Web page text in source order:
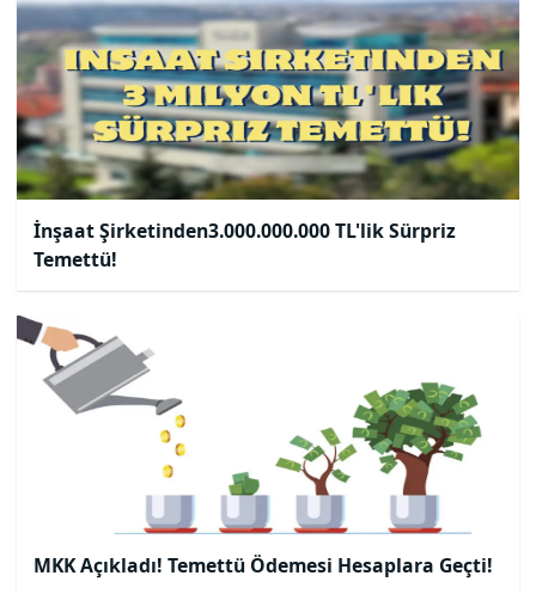
İnşaat Şirketinden3.000.000.000 TL'lik Sürpriz
Temettü!
MKK Açıkladı! Temettü Ödemesi Hesaplara Geçti!